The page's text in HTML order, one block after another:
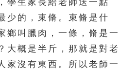
學生家長給老師送一點
少的，束脩。束脩是什
鄉叫臘肉，一條，脩是一
大概是半斤，那就是對老
家沒有東西。所以老師一